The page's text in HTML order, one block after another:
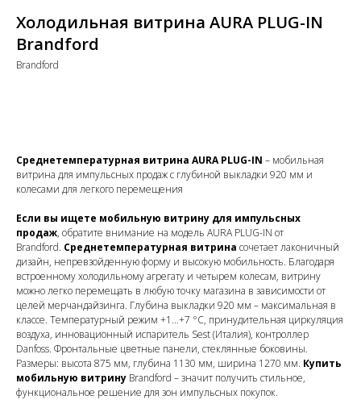
Холодильная витрина AURA PLUG-IN
Вrandford
Вrandford
Среднетемпературная витрина AURA PLUG-IN – мобильная
витрина для импульсных продаж с глубиной выкладки 920 мм и
колесами для легкого перемещения
Если вы ищете мобильную витрину для импульсных
продаж, обратите внимание на модель AURA PLUG-IN от
Brandford. Среднетемпературная витрина сочетает лаконичный
дизайн, непревзойденную форму и высокую мобильность. Благодаря
встроенному холодильному агрегату и четырем колесам, витрину
можно легко перемещать в любую точку магазина в зависимости от
целей мерчандайзинга. Глубина выкладки 920 мм – максимальная в
классе. Температурный режим +1…+7 °C, принудительная циркуляция
воздуха, инновационный испаритель Sest (Италия), контроллер
Danfoss. Фронтальные цветные панели, стеклянные боковины.
Размеры: высота 875 мм, глубина 1130 мм, ширина 1270 мм. Купить
мобильную витрину Brandford – значит получить стильное,
функциональное решение для зон импульсных покупок.